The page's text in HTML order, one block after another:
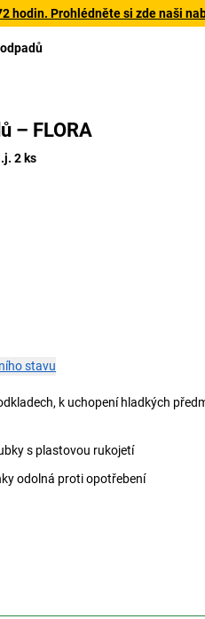
hodin. Prohlédněte si zde naši
– FLORA
2 ks
stavu
k uchopení hladkých
s plastovou rukojetí
odolná proti opotřebení